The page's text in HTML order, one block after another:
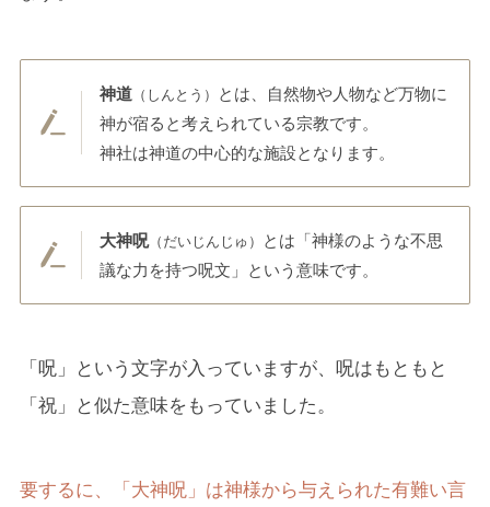
神道 （しんとう）
とは、自然物や人物など万物に
神が宿ると考えられている宗教です。
神社は神道の中心的な施設となります。
大神呪（だいじんじゅ）
とは「神様のような不思
議な力を持つ呪文」という意味です。
「呪」という文字が入っていますが、呪はもともと
「祝」と似た意味をもっていました。
要するに、「大神呪」は神様から与えられた有難い言